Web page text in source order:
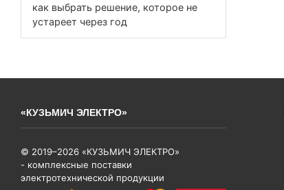
как выбрать решение, которое не
устареет через год
«КУЗЬМИЧ ЭЛЕКТРО»
© 2019–2026 «КУЗЬМИЧ ЭЛЕКТРО»
- комплексные поставки
электротехнической продукции